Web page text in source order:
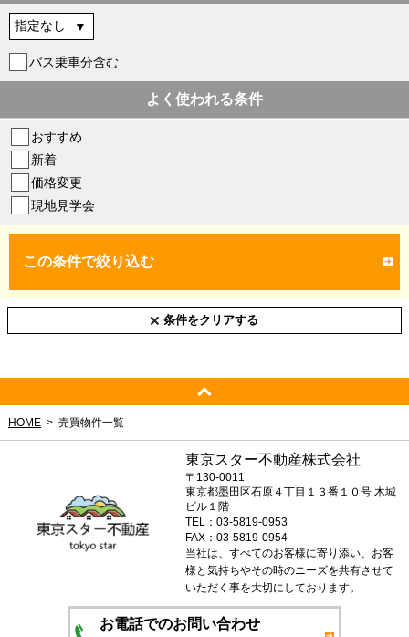
バス乗車分含む
よく使われる条件
おすすめ
新着
価格変更
現地見学会
この条件で絞り込む
条件をクリアする
HOME 売買物件一覧
東京スター不動産株式会社
〒130-0011
東京都墨田区石原４丁目１３番１０号 木城
ビル１階
TEL：03-5819-0953
FAX：03-5819-0954
当社は、すべてのお客様に寄り添い、お客
様と気持ちやその時のニーズを共有させて
いただく事を大切にしております。
お電話でのお問い合わせ